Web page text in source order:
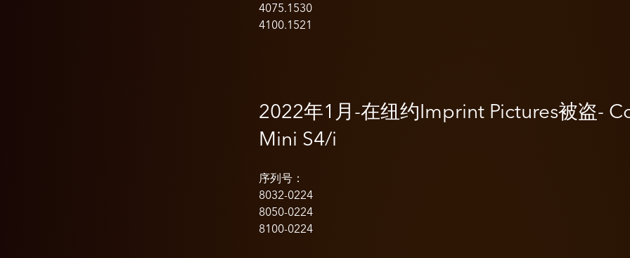
4075.1530
4100.1521
2022年1月-在纽约Imprint Pictures被盗-
Mini S4/i
序列号：
8032-0224
8050-0224
8100-0224